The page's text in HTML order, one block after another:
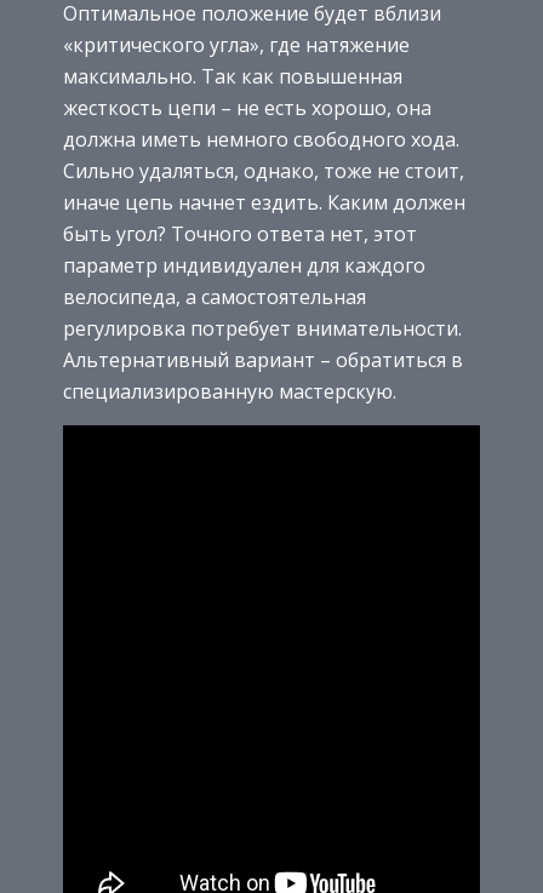
Оптимальное положение будет вблизи
«критического угла», где натяжение
максимально. Так как повышенная
жесткость цепи – не есть хорошо, она
должна иметь немного свободного хода.
Сильно удаляться, однако, тоже не стоит,
иначе цепь начнет ездить. Каким должен
быть угол? Точного ответа нет, этот
параметр индивидуален для каждого
велосипеда, а самостоятельная
регулировка потребует внимательности.
Альтернативный вариант – обратиться в
специализированную мастерскую.